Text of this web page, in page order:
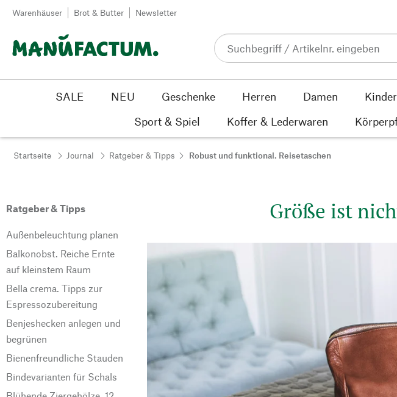
Zum Inhalt springen
Warenhäuser Brot & Butter Newsletter
SALE NEU Geschenke Herren Damen Kinder
Sport & Spiel
Koffer & Lederwaren
Startseite Journal Ratgeber & Tipps Robust und funktional. Reisetaschen
Ratgeber & Tipps
Außenbeleuchtung planen
Balkonobst. Reiche Ernte
auf kleinstem Raum
Bella crema. Tipps zur
Espressozubereitung
Benjeshecken anlegen und
begrünen
Bienenfreundliche Stauden
Bindevarianten für Schals
Größe ist